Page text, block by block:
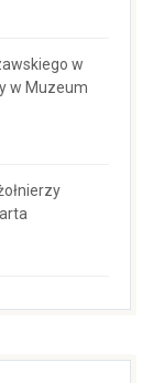
w
w Muzeum